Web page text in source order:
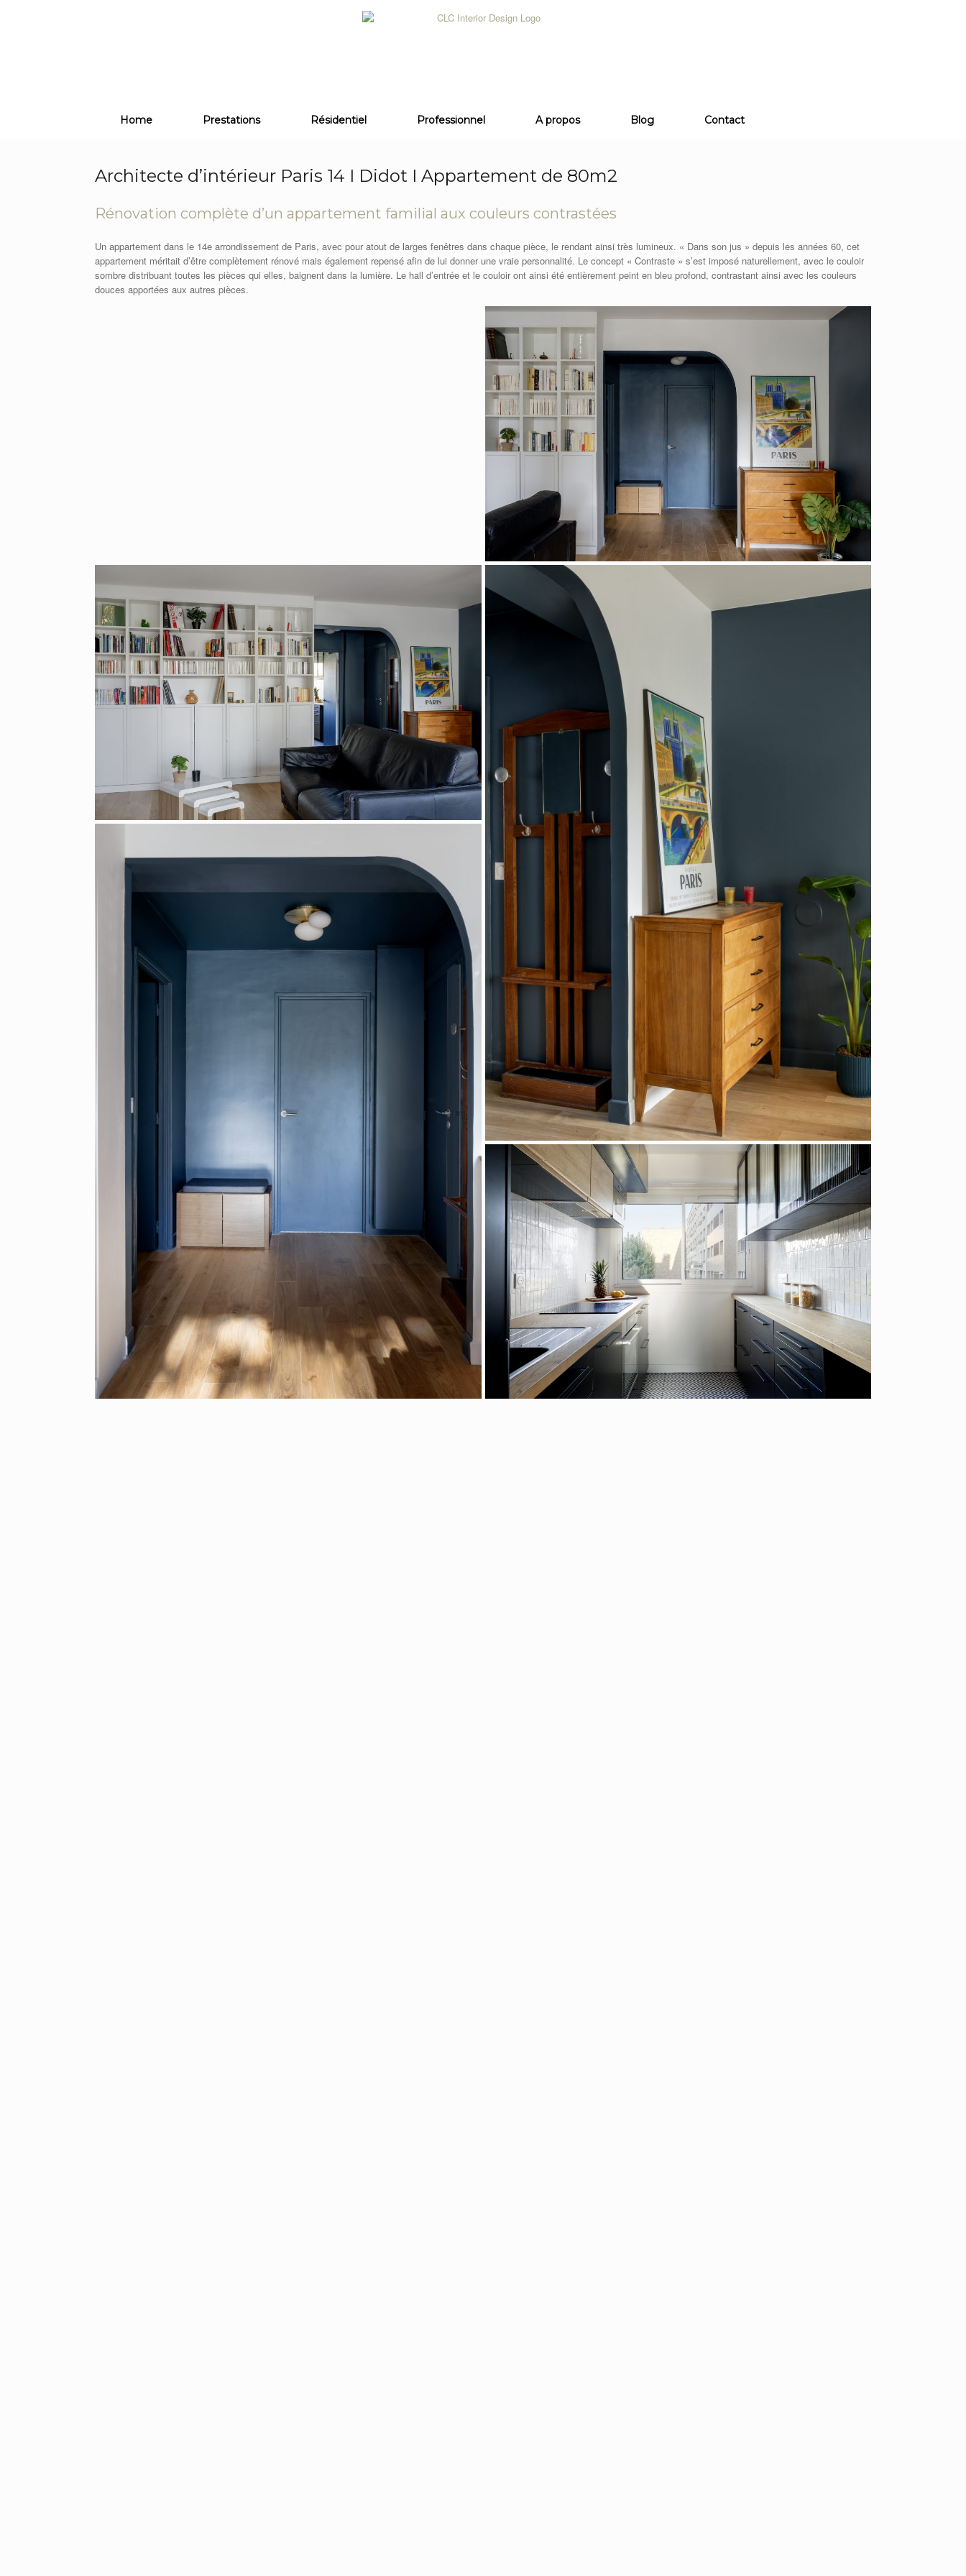
Home Prestations Résidentiel Professionnel A propos Blog Contact
Architecte d’intérieur Paris 14 I Didot I Appartement de 80m2
Rénovation complète d’un appartement familial aux couleurs contrastées
Un appartement dans le 14e arrondissement de Paris, avec pour atout de larges fenêtres dans chaque pièce, le rendant ainsi très lumineux. « Dans son jus » depuis les années 60, cet
appartement méritait d’être complètement rénové mais également repensé afin de lui donner une vraie personnalité. Le concept « Contraste » s’est imposé naturellement, avec le couloir
sombre distribuant toutes les pièces qui elles, baignent dans la lumière. Le hall d’entrée et le couloir ont ainsi été entièrement peint en bleu profond, contrastant ainsi avec les couleurs
douces apportées aux autres pièces.